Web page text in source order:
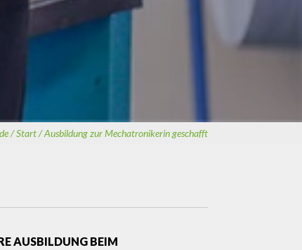
/ Start / Ausbildung zur Mechatronikerin geschafft
AUSBILDUNG BEIM